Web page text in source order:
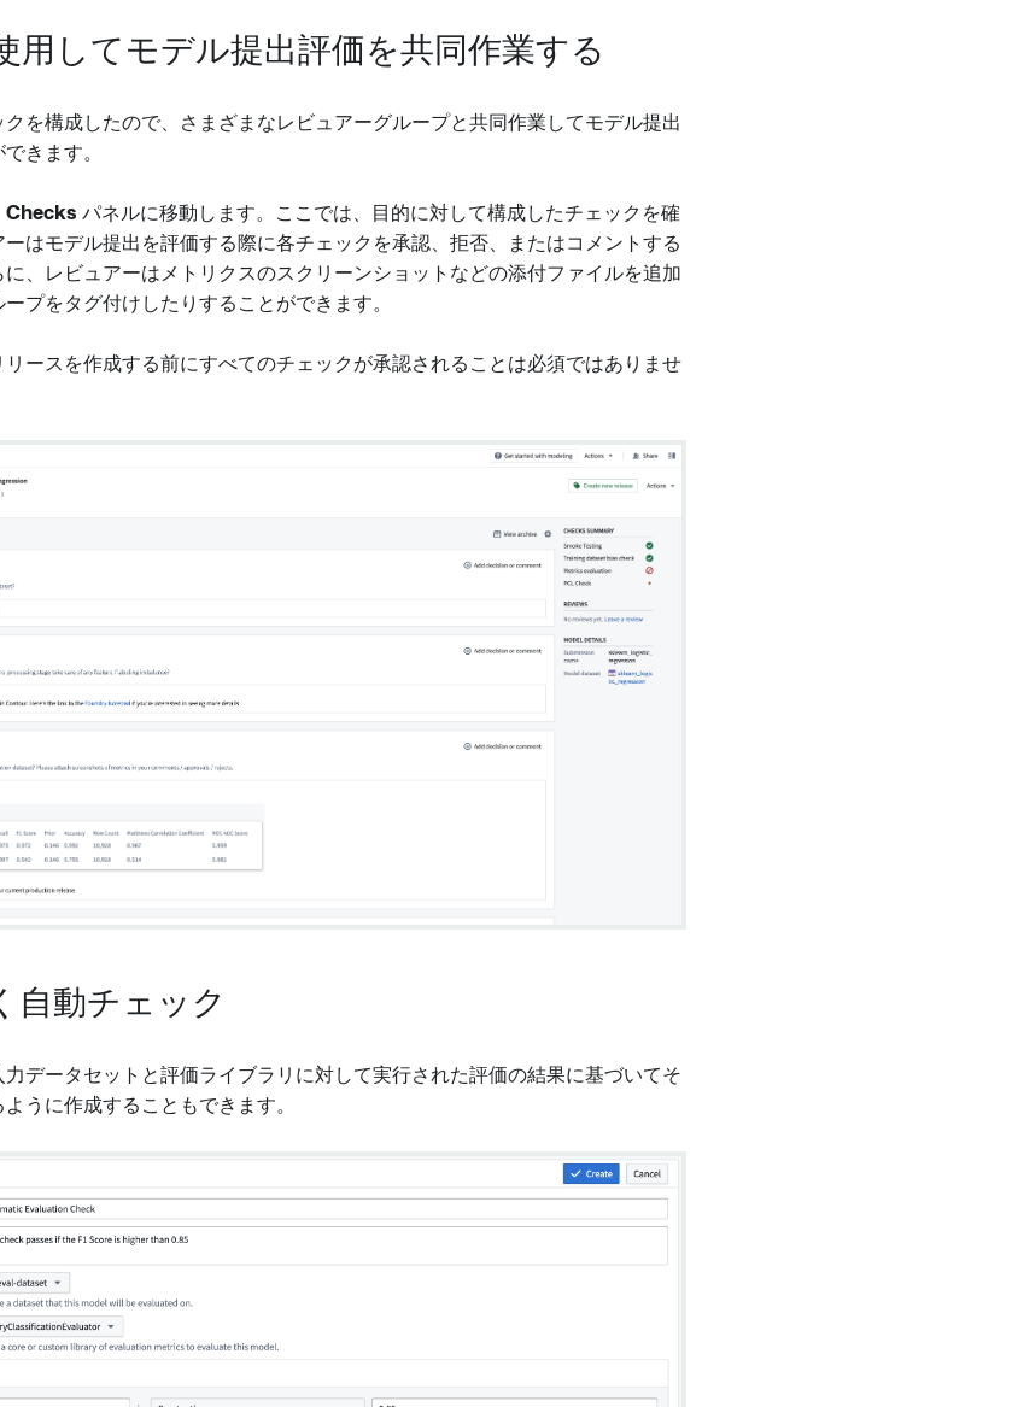
用してモデル提出評価を共同作業する
クを構成したので、さまざまなレビュアーグループと共同作業してモデル提出
きます。
Checks パネルに移動します。ここでは、目的に対して構成したチェックを確
はモデル提出を評価する際に各チェックを承認、拒否、またはコメントする
に、レビュアーはメトリクスのスクリーンショットなどの添付ファイルを追加
プをタグ付けしたりすることができます。
ースを作成する前にすべてのチェックが承認されることは必須ではありませ
自動チェック
データセットと評価ライブラリに対して実行された評価の結果に基づいてそ
うに作成することもできます。